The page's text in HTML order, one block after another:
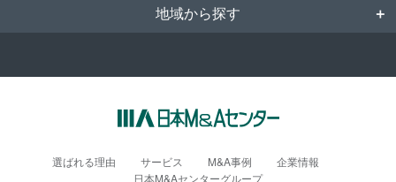
地域から探す
選ばれる理由 サービス M&A事例
企業情報
日本M&Aセンターグループ